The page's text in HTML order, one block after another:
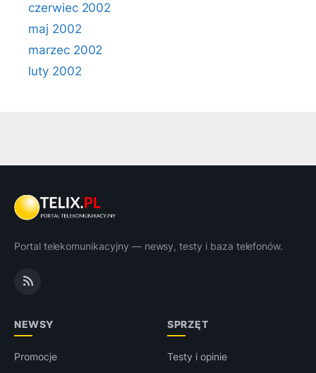
czerwiec 2002
maj 2002
marzec 2002
luty 2002
Portal telekomunikacyjny — newsy, testy i baza telefonów.
NEWSY
Promocje
SPRZĘT
Testy i opinie